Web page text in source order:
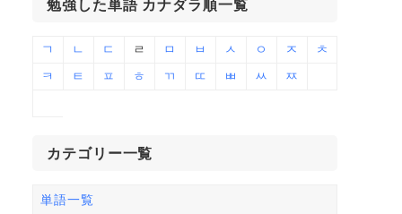
勉強した単語 カナダラ順一覧
ㄱ ㄴ ㄷ ㄹ ㅁ ㅂ ㅅ ㅇ ㅈ
ㅊ
ㅋ
ㅌ ㅍ ㅎ ㄲ ㄸ ㅃ ㅆ ㅉ
カテゴリー一覧
単語一覧